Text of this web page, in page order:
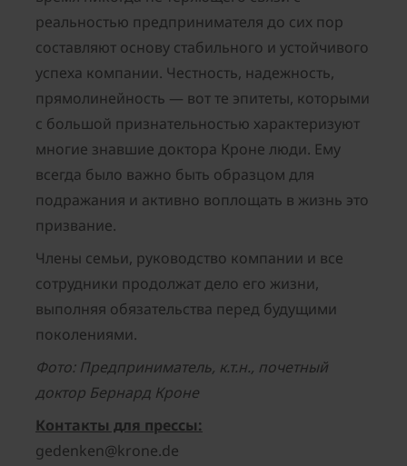
реальностью предпринимателя до сих пор
составляют основу стабильного и устойчивого
успеха компании. Честность, надежность,
прямолинейность — вот те эпитеты, которыми
с большой признательностью характеризуют
многие знавшие доктора Кроне люди. Ему
всегда было важно быть образцом для
подражания и активно воплощать в жизнь это
призвание.
Члены семьи, руководство компании и все
сотрудники продолжат дело его жизни,
выполняя обязательства перед будущими
поколениями.
Фото: Предприниматель, к.т.н., почетный
доктор Бернард Кроне
Контакты для прессы:
gedenken@krone.de